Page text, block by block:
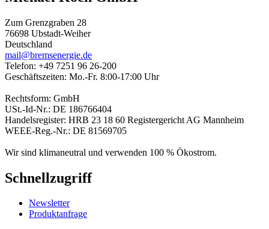
Zum Grenzgraben 28
76698 Ubstadt-Weiher
Deutschland
mail@bremsenergie.de
Telefon: +49 7251 96 26-200
Geschäftszeiten: Mo.-Fr. 8:00-17:00 Uhr
Rechtsform: GmbH
USt.-Id-Nr.: DE 186766404
Handelsregister: HRB 23 18 60 Registergericht AG Mannheim
WEEE-Reg.-Nr.: DE 81569705
Wir sind klimaneutral und verwenden 100 % Ökostrom.
Schnellzugriff
Newsletter
Produktanfrage